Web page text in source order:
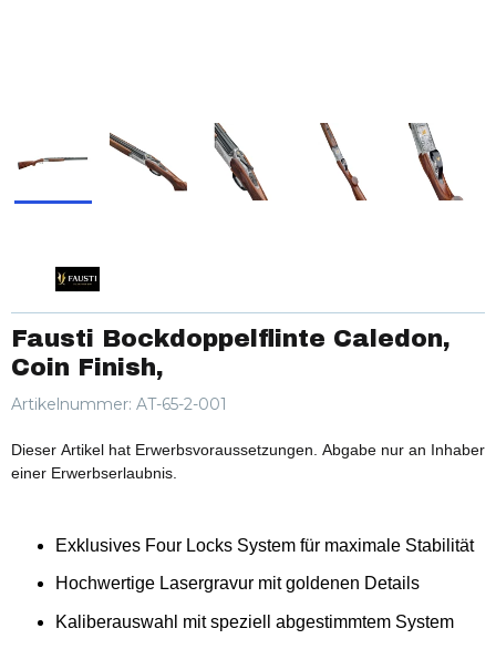
Fausti Bockdoppelflinte Caledon,
Coin Finish,
Artikelnummer: AT-65-2-001
Dieser Artikel hat Erwerbsvoraussetzungen. Abgabe nur an Inhaber
einer Erwerbserlaubnis.
Exklusives Four Locks System für maximale Stabilität
Hochwertige Lasergravur mit goldenen Details
Kaliberauswahl mit speziell abgestimmtem System